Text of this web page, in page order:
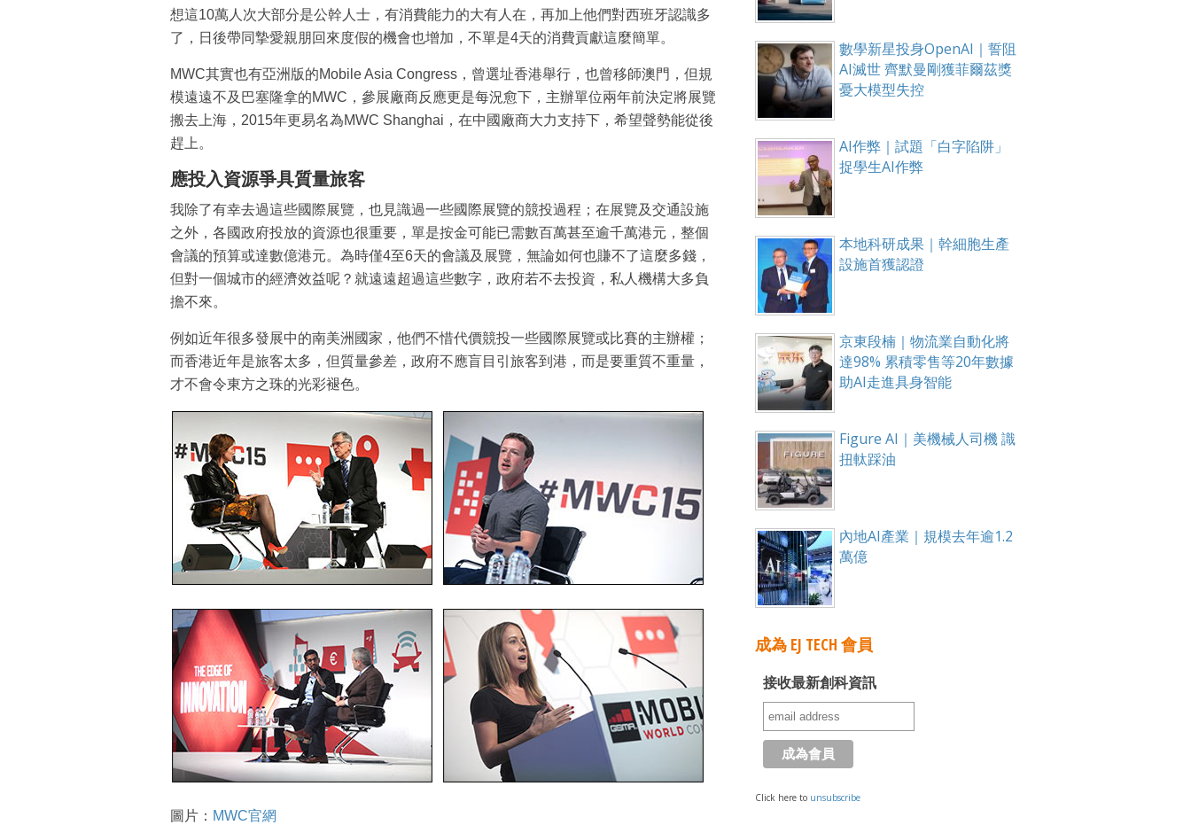
想這10萬人次大部分是公幹人士，有消費能力的大有人在，再加上他們對西班牙認識多
了，日後帶同摯愛親朋回來度假的機會也增加，不單是4天的消費貢獻這麼簡單。
MWC其實也有亞洲版的Mobile Asia Congress，曾選址香港舉行，也曾移師澳門，但規
模遠遠不及巴塞隆拿的MWC，參展廠商反應更是每況愈下，主辦單位兩年前決定將展覽
搬去上海，2015年更易名為MWC Shanghai，在中國廠商大力支持下，希望聲勢能從後
趕上。
應投入資源爭具質量旅客
我除了有幸去過這些國際展覽，也見識過一些國際展覽的競投過程；在展覽及交通設施
之外，各國政府投放的資源也很重要，單是按金可能已需數百萬甚至逾千萬港元，整個
會議的預算或達數億港元。為時僅4至6天的會議及展覽，無論如何也賺不了這麼多錢，
但對一個城市的經濟效益呢？就遠遠超過這些數字，政府若不去投資，私人機構大多負
擔不來。
例如近年很多發展中的南美洲國家，他們不惜代價競投一些國際展覽或比賽的主辦權；
而香港近年是旅客太多，但質量參差，政府不應盲目引旅客到港，而是要重質不重量，
才不會令東方之珠的光彩褪色。
圖片： MWC官網
數學新星投身OpenAI｜誓阻
AI滅世 齊默曼剛獲菲爾茲獎
憂大模型失控
AI作弊｜試題「白字陷阱」
捉學生AI作弊
本地科研成果｜幹細胞生產
設施首獲認證
京東段楠｜物流業自動化將
達98% 累積零售等20年數據
助AI走進具身智能
Figure AI｜美機械人司機 識
扭軚踩油
內地AI產業｜規模去年逾1.2
萬億
成為 EJ TECH 會員
接收最新創科資訊
Click here to unsubscribe